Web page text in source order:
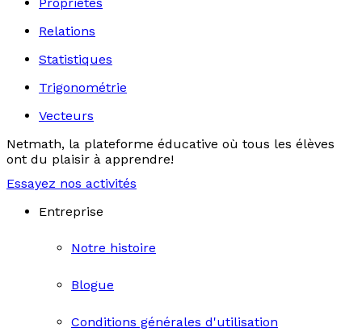
Relations
Statistiques
Trigonométrie
Vecteurs
Netmath, la plateforme éducative où tous les élèves
ont du plaisir à apprendre!
Essayez nos activités
Entreprise
Notre histoire
Blogue
Conditions générales d'utilisation